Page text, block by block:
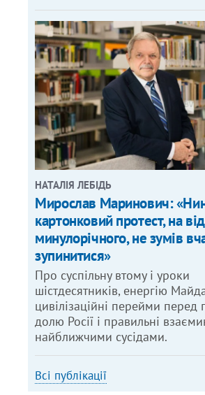
НАТАЛІЯ ЛЕБІДЬ
Мирослав Маринович:
картонковий протест, на
минулорічного, не зумів
зупинитися»
Про суспільну втому і уроки
шістдесятників, енергію
цивілізаційні перейми перед
долю Росії і правильні
найближчими сусідами.
Всі публікації